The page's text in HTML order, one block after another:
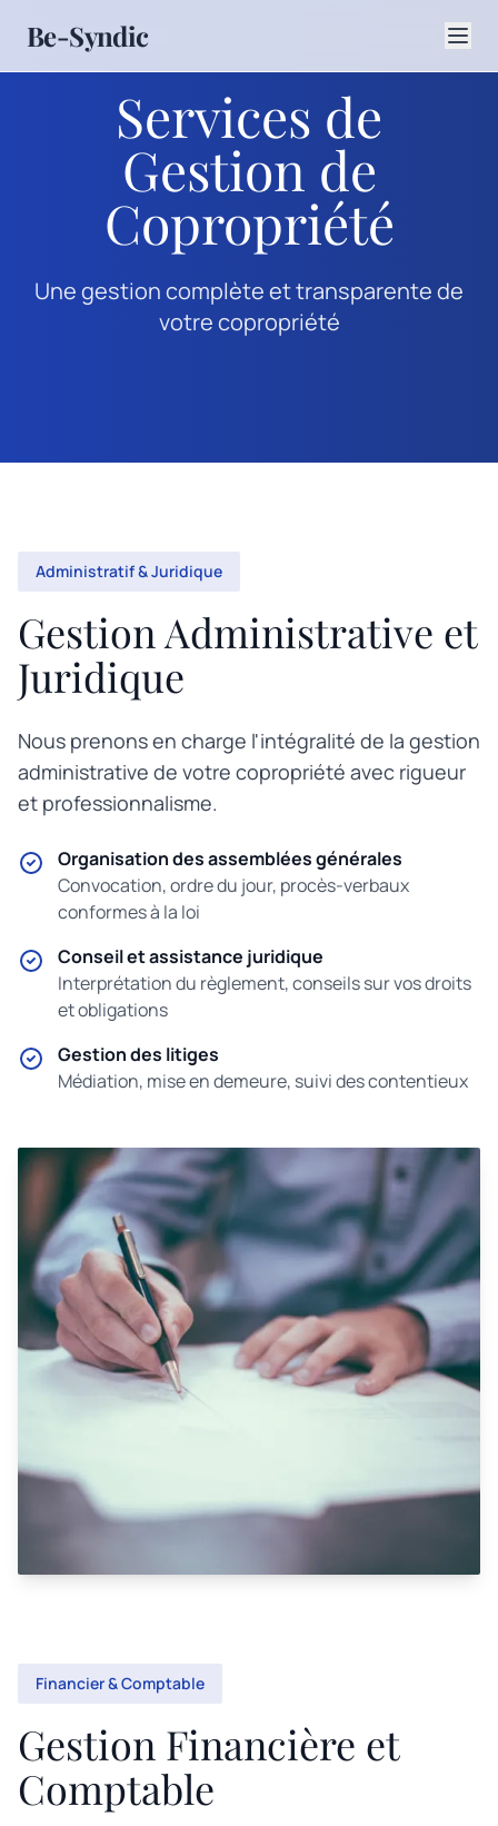
Be-Syndic
Services de
Gestion de
Copropriété
Une gestion complète et transparente de
votre copropriété
Administratif & Juridique
Gestion Administrative et
Juridique
Nous prenons en charge l'intégralité de la gestion
administrative de votre copropriété avec rigueur
et professionnalisme.
Organisation des assemblées générales
Convocation, ordre du jour, procès-verbaux
conformes à la loi
Conseil et assistance juridique
Interprétation du règlement, conseils sur vos droits
et obligations
Gestion des litiges
Médiation, mise en demeure, suivi des contentieux
Financier & Comptable
Gestion Financière et
Comptable